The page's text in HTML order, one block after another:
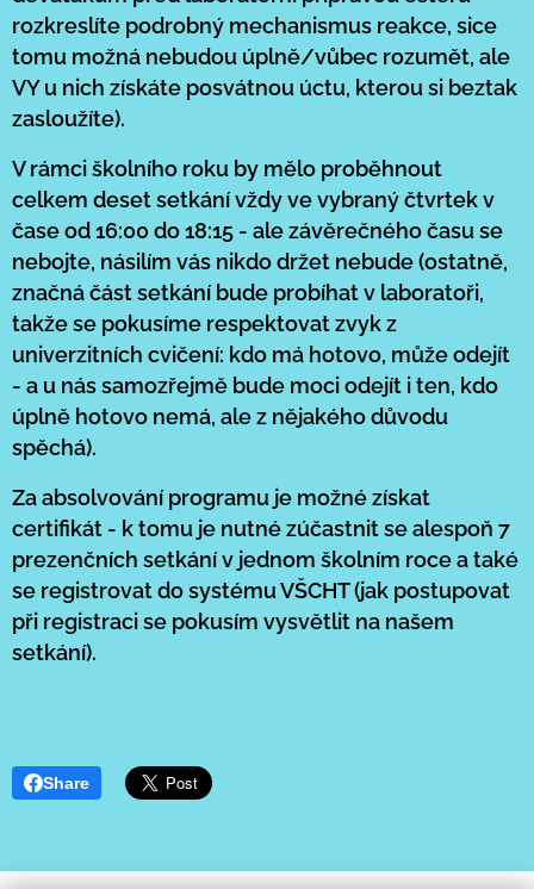
rozkreslíte podrobný mechanismus reakce, sice
tomu možná nebudou úplně/vůbec rozumět, ale
VY u nich získáte posvátnou úctu, kterou si beztak
zasloužíte).
V rámci školního roku by mělo proběhnout
celkem deset setkání vždy ve vybraný čtvrtek v
čase od 16:00 do 18:15 - ale závěrečného času se
nebojte, násilím vás nikdo držet nebude (ostatně,
značná část setkání bude probíhat v laboratoři,
takže se pokusíme respektovat zvyk z
univerzitních cvičení: kdo má hotovo, může odejít
- a u nás samozřejmě bude moci odejít i ten, kdo
úplně hotovo nemá, ale z nějakého důvodu
spěchá).
Za absolvování programu je možné získat
certifikát - k tomu je nutné zúčastnit se alespoň 7
prezenčních setkání v jednom školním roce a také
se registrovat do systému VŠCHT (jak postupovat
při registraci se pokusím vysvětlit na našem
setkání).
Share